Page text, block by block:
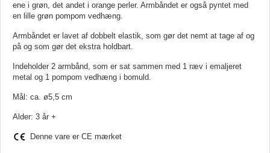
ene i grøn, det andet i orange perler. Armbåndet er også pyntet med
en lille grøn pompom vedhæng.
Armbåndet er lavet af dobbelt elastik, som gør det nemt at tage af og
på og som gør det ekstra holdbart.
Indeholder 2 armbånd, som er sat sammen med 1 ræv i emaljeret
metal og 1 pompom vedhæng i bomuld.
Mål: ca. ø5,5 cm
Alder: 3 år +
Denne vare er CE mærket